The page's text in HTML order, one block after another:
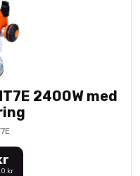
2400W med
kr